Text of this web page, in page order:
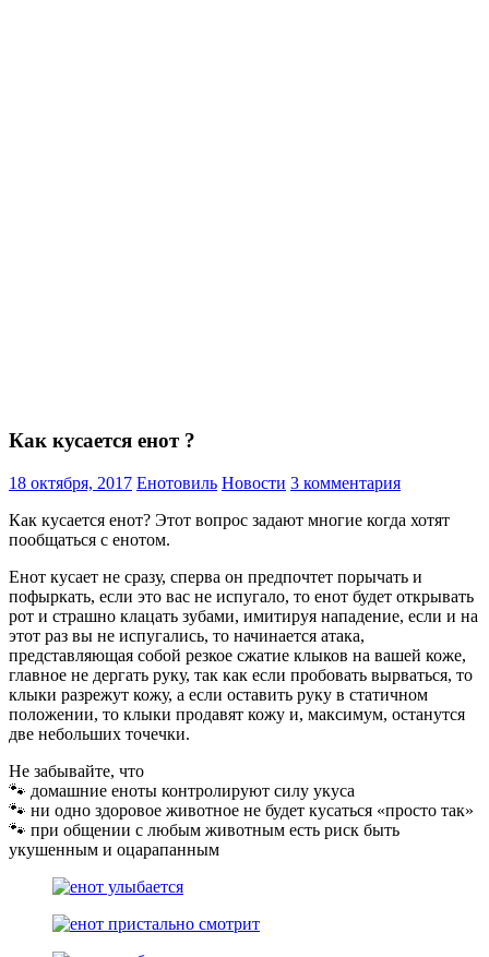
Как кусается енот ?
18 октября, 2017 Енотовиль Новости 3 комментария
Как кусается енот? Этот вопрос задают многие когда хотят
пообщаться с енотом.
Енот кусает не сразу, сперва он предпочтет порычать и
пофыркать, если это вас не испугало, то енот будет открывать
рот и страшно клацать зубами, имитируя нападение, если и на
этот раз вы не испугались, то начинается атака,
представляющая собой резкое сжатие клыков на вашей коже,
главное не дергать руку, так как если пробовать вырваться, то
клыки разрежут кожу, а если оставить руку в статичном
положении, то клыки продавят кожу и, максимум, останутся
две небольших точечки.
Не забывайте, что
🐾 домашние еноты контролируют силу укуса
🐾 ни одно здоровое животное не будет кусаться «просто так»
🐾 при общении с любым животным есть риск быть
укушенным и оцарапанным